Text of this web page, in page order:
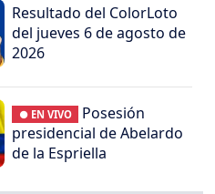
Resultado del ColorLoto
del jueves 6 de agosto de
2026
● EN VIVO
Posesión
presidencial de Abelardo
de la Espriella